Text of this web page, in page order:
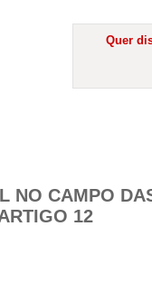
Quer
NO CAMPO
12